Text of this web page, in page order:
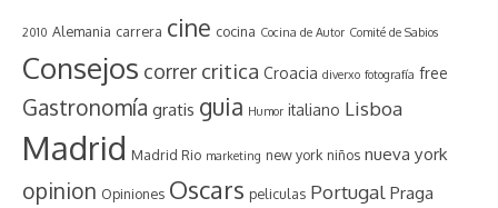
2010 Alemania carrera cine cocina Cocina de Autor Comité de Sabios
Consejos correr critica Croacia diverxo fotografía free
Gastronomía gratis guia Humor italiano Lisboa
Madrid Madrid Rio marketing new york niños nueva york
opinion Opiniones Oscars peliculas Portugal Praga